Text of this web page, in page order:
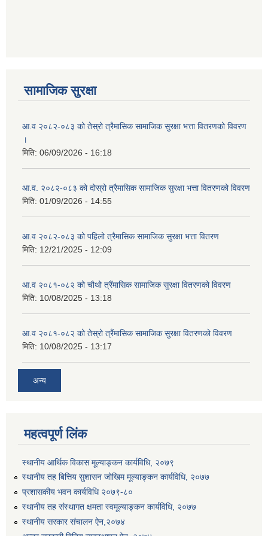
सामाजिक सुरक्षा
आ.व २०८२-०८३ को तेस्रो त्रैमासिक सामाजिक सुरक्षा भत्ता वितरणको विवरण
।
मिति: 06/09/2026 - 16:18
आ.व. २०८२-०८३ को दोस्रो त्रैमासिक सामाजिक सुरक्षा भत्ता वितरणको विवरण
मिति: 01/09/2026 - 14:55
आ.व २०८२-०८३ को पहिलो त्रैमासिक सामाजिक सुरक्षा भत्ता वितरण
मिति: 12/21/2025 - 12:09
आ.व २०८१-०८२ को चौथो त्रैंमासिक सामाजिक सुरक्षा वितरणको विवरण
मिति: 10/08/2025 - 13:18
आ.व २०८१-०८२ को तेस्रो त्रैंमासिक सामाजिक सुरक्षा वितरणको विवरण
मिति: 10/08/2025 - 13:17
अन्य
महत्वपूर्ण लिंक
स्थानीय आर्थिक विकास मूल्याङ्कन कार्यविधि, २०७९
स्थानीय तह बित्तिय सुशासन जोखिम मूल्याङ्कन कार्यविधि, २०७७
प्रशासकीय भवन कार्यविधि २०७९-८०
स्थानीय तह संस्थागत क्षमता स्वमूल्याङ्कन कार्यविधि, २०७७
स्थानीय सरकार संचालन ऐन,२०७४